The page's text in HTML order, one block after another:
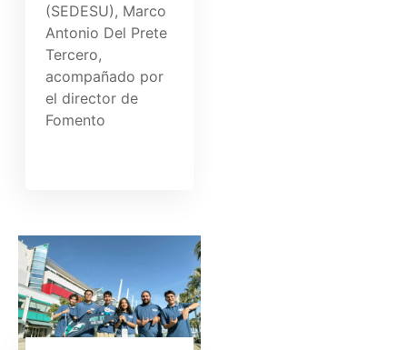
(SEDESU), Marco
Antonio Del Prete
Tercero,
acompañado por
el director de
Fomento